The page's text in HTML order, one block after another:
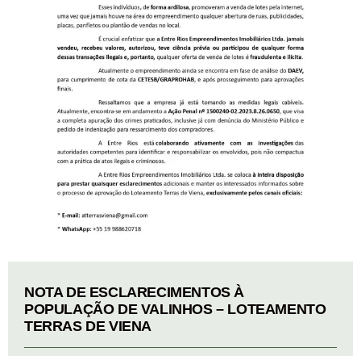
NOTA DE ESCLARECIMENTOS À
POPULAÇÃO DE VALINHOS – LOTEAMENTO
TERRAS DE VIENA